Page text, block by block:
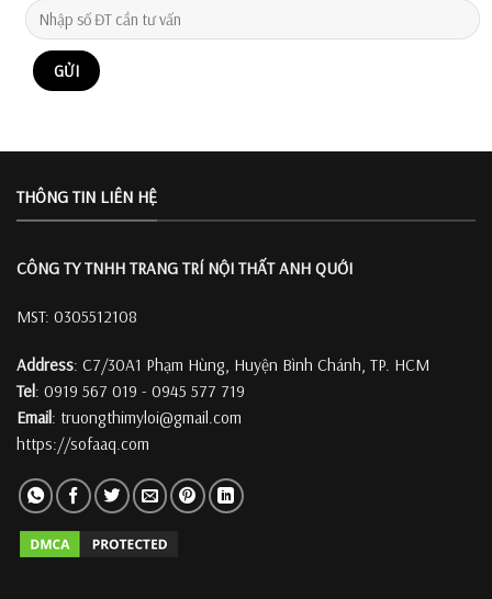
THÔNG TIN LIÊN HỆ
CÔNG TY TNHH TRANG TRÍ NỘI THẤT ANH QUỚI
MST: 0305512108
Address: C7/30A1 Phạm Hùng, Huyện Bình Chánh, TP. HCM
Tel: 0919 567 019 - 0945 577 719
Email: truongthimyloi@gmail.com
https://sofaaq.com